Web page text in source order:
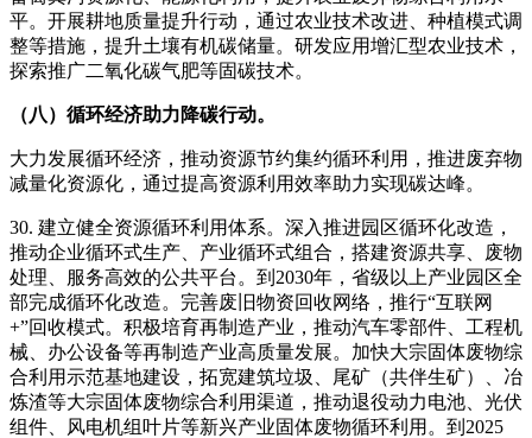
平。开展耕地质量提升行动，通过农业技术改进、种植模式调
整等措施，提升土壤有机碳储量。研发应用增汇型农业技术，
探索推广二氧化碳气肥等固碳技术。
（八）循环经济助力降碳行动。
大力发展循环经济，推动资源节约集约循环利用，推进废弃物
减量化资源化，通过提高资源利用效率助力实现碳达峰。
30. 建立健全资源循环利用体系。深入推进园区循环化改造，
推动企业循环式生产、产业循环式组合，搭建资源共享、废物
处理、服务高效的公共平台。到2030年，省级以上产业园区全
部完成循环化改造。完善废旧物资回收网络，推行“互联网
+”回收模式。积极培育再制造产业，推动汽车零部件、工程机
械、办公设备等再制造产业高质量发展。加快大宗固体废物综
合利用示范基地建设，拓宽建筑垃圾、尾矿（共伴生矿）、冶
炼渣等大宗固体废物综合利用渠道，推动退役动力电池、光伏
组件、风电机组叶片等新兴产业固体废物循环利用。到2025